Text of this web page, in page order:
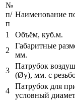
№
п/
п
Наименование
1
Объём, куб.м.
2
Габаритные
мм.
3
Патрубок
(Øу), мм. с
4
Патрубок для
условный